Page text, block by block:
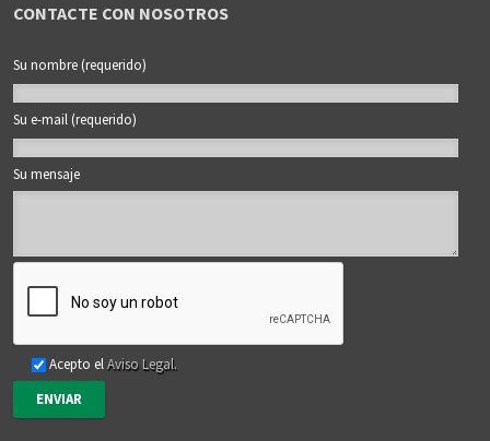
CONTACTE CON NOSOTROS
Su nombre (requerido)
Su e-mail (requerido)
Su mensaje
Acepto elAviso Legal.